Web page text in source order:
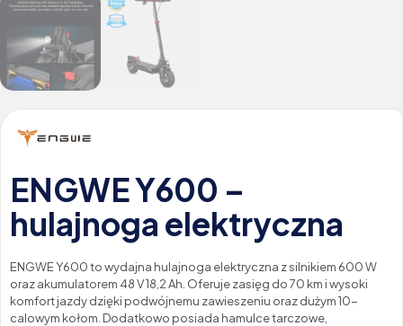
ENGWE Y600 –
hulajnoga elektryczna
ENGWE Y600 to wydajna hulajnoga elektryczna z silnikiem 600 W
oraz akumulatorem 48 V 18,2 Ah. Oferuje zasięg do 70 km i wysoki
komfort jazdy dzięki podwójnemu zawieszeniu oraz dużym 10-
calowym kołom. Dodatkowo posiada hamulce tarczowe,